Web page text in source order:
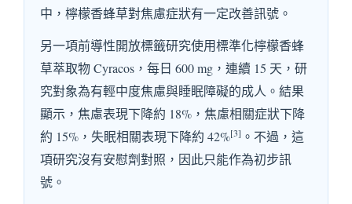
中，檸檬香蜂草對焦慮症狀有一定改善訊號。
另一項前導性開放標籤研究使用標準化檸檬香蜂
草萃取物 Cyracos，每日 600 mg，連續 15 天，研
究對象為有輕中度焦慮與睡眠障礙的成人。結果
顯示，焦慮表現下降約 18%，焦慮相關症狀下降
約 15%，失眠相關表現下降約 42%[3] 。不過，這
項研究沒有安慰劑對照，因此只能作為初步訊
號。